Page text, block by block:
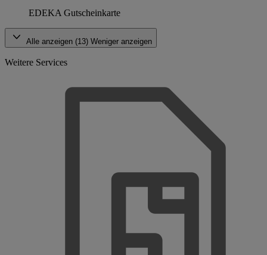
EDEKA Gutscheinkarte
Alle anzeigen (13) Weniger anzeigen
Weitere Services